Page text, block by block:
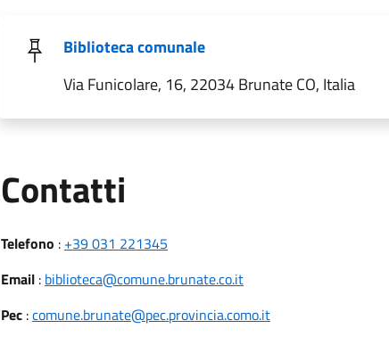
Biblioteca comunale
Via Funicolare, 16, 22034 Brunate CO, Italia
Contatti
Telefono : +39 031 221345
Email: biblioteca@comune.brunate.co.it
Pec:comune.brunate@pec.provincia.como.it